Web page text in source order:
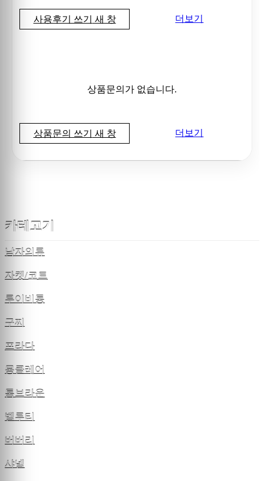
사용후기 쓰기 새 창 더보기
상품문의가 없습니다.
상품문의 쓰기 새 창 더보기
카테고기
남자의류
자켓/코트
루이비통
구찌
프라다
몽클레어
톰브라운
벨루티
버버리
샤넬